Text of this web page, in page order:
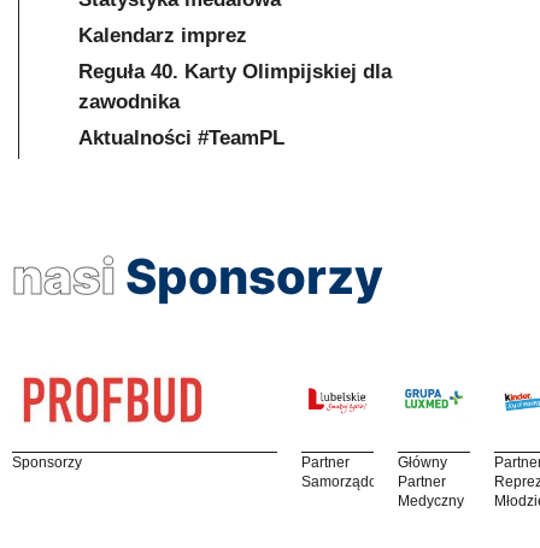
Kalendarz imprez
Reguła 40. Karty Olimpijskiej dla
zawodnika
Aktualności #TeamPL
nasi Sponsorzy
Sponsorzy
Partner
Samorządowy
Główny
Partner
Medyczny